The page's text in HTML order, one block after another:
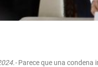
Parece que una condena